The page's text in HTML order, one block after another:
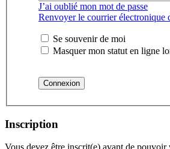
J’ai oublié mon mot de passe
Renvoyer le courrier électronique
Se souvenir de moi
Masquer mon statut en ligne
Inscription